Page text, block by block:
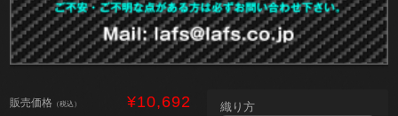
販売価格 （税込） ¥10,692 織り方